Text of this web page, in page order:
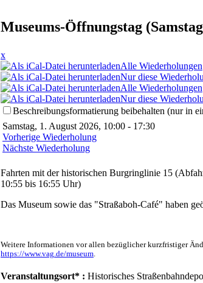
Museums-Öffnungstag
x
Alle Wiederholungen
Nur diese
Alle Wiederholungen
Nur diese
Beschreibungsformatierung beibehalten (nur in
Samstag, 1. August 2026, 10:00 - 17:30
Vorherige Wiederholung
Nächste Wiederholung
Fahrten mit der historischen Burgringlinie 15
10:55 bis 16:55 Uhr)
Das Museum sowie das "Straßaboh-Café" haben
Weitere Informationen vor allen bezüglicher kurzfristiger
https://www.vag.de/museum.
Veranstaltungsort* : Historisches